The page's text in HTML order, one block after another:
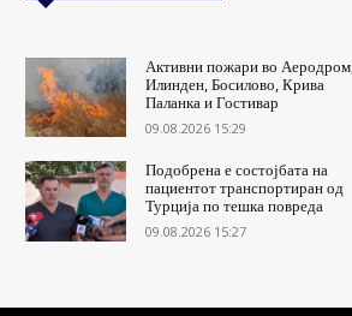
Активни пожари во Аеродром,
Илинден, Босилово, Крива
Паланка и Гостивар
09.08.2026 15:29
Подобрена е состојбата на
пациентот транспортиран од
Турција по тешка повреда
09.08.2026 15:27